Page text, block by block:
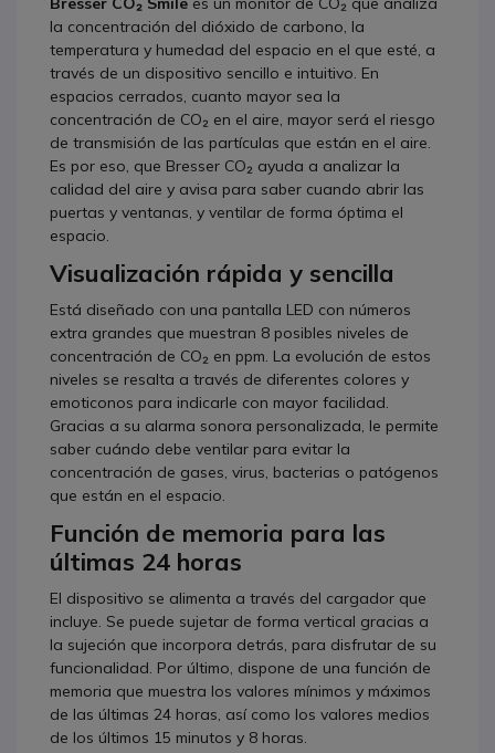
la concentración del dióxido de carbono, la
temperatura y humedad del espacio en el que esté, a
través de un dispositivo sencillo e intuitivo. En
espacios cerrados, cuanto mayor sea la
concentración de CO₂ en el aire, mayor será el riesgo
de transmisión de las partículas que están en el aire.
Es por eso, que Bresser CO₂ ayuda a analizar la
calidad del aire y avisa para saber cuando abrir las
puertas y ventanas, y ventilar de forma óptima el
espacio.
Visualización rápida y sencilla
Está diseñado con una pantalla LED con números
extra grandes que muestran 8 posibles niveles de
concentración de CO₂ en ppm. La evolución de estos
niveles se resalta a través de diferentes colores y
emoticonos para indicarle con mayor facilidad.
Gracias a su alarma sonora personalizada, le permite
saber cuándo debe ventilar para evitar la
concentración de gases, virus, bacterias o patógenos
que están en el espacio.
Función de memoria para las
últimas 24 horas
El dispositivo se alimenta a través del cargador que
incluye. Se puede sujetar de forma vertical gracias a
la sujeción que incorpora detrás, para disfrutar de su
funcionalidad. Por último, dispone de una función de
memoria que muestra los valores mínimos y máximos
de las últimas 24 horas, así como los valores medios
de los últimos 15 minutos y 8 horas.